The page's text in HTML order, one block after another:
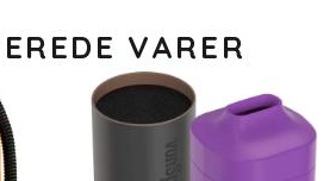
VARER